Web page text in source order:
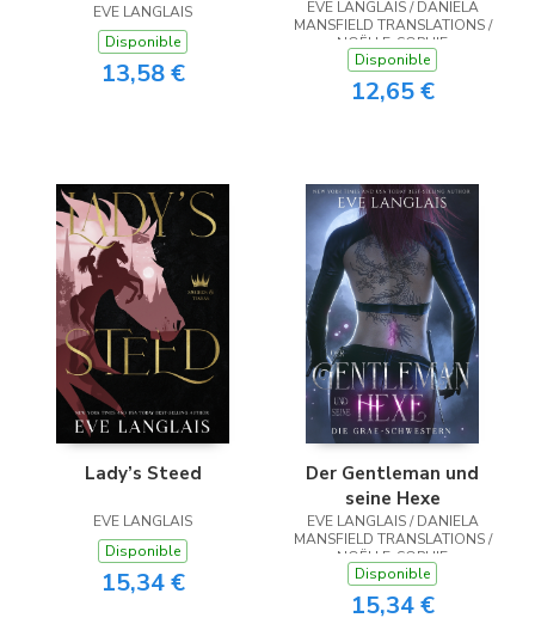
EVE LANGLAIS
Disponible
13,58 €
EVE LANGLAIS / DANIELA
MANSFIELD TRANSLATIONS /
NOËLLE-SOPHIE
NIEDERBERGER
Disponible
12,65 €
Lady’s Steed
EVE LANGLAIS
Disponible
15,34 €
Der Gentleman und
seine Hexe
EVE LANGLAIS / DANIELA
MANSFIELD TRANSLATIONS /
NOËLLE-SOPHIE
NIEDERBERGER
Disponible
15,34 €